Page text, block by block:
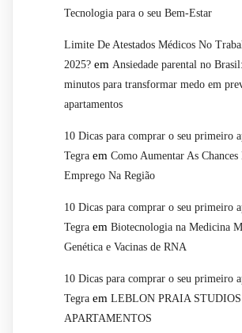
Tecnologia para o seu Bem-Estar
Limite De Atestados Médicos No
2025? em Ansiedade parental no
minutos para transformar medo em
apartamentos
10 Dicas para comprar o seu primeiro
Tegra em Como Aumentar As
Emprego Na Região
10 Dicas para comprar o seu primeiro
Tegra em Biotecnologia na Medicina
Genética e Vacinas de RNA
10 Dicas para comprar o seu primeiro
Tegra em LEBLON PRAIA STUDIOS
APARTAMENTOS